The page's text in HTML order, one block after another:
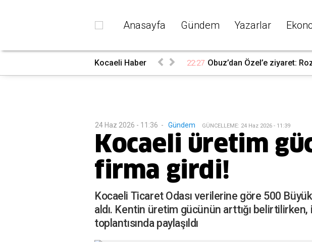
Anasayfa Gündem Yazarlar
Kocaeli Haber 22:27 Obuz’dan Özel’e ziyaret:
24 Haz 2026 - 11:36 - Gündem GÜNCELLEME: 24 Haz 2026 - 11:39
Kocaeli üretim
firma girdi!
Kocaeli Ticaret Odası verilerine göre 500
aldı. Kentin üretim gücünün arttığı
toplantısında paylaşıldı